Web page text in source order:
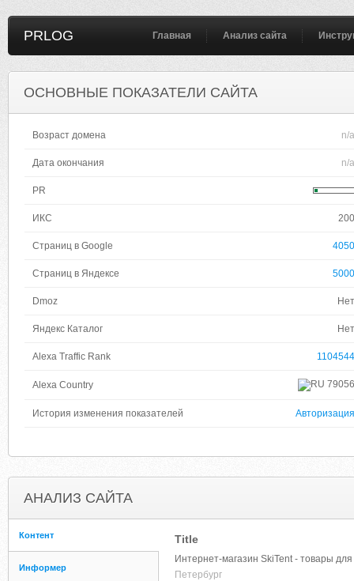
PRLOG Главная Анализ сайта
ОСНОВНЫЕ ПОКАЗАТЕЛИ САЙТА
Возраст домена n/a
Дата окончания n/a
PR
ИКС 200
Страниц в Google 4050
Страниц в Яндексе 5000
Dmoz Нет
Яндекс Каталог Нет
Alexa Traffic Rank 1104544
Alexa Country 79056
История изменения показателей Авторизация
АНАЛИЗ САЙТА
Контент
Информер
Title
Интернет-магазин SkiTent - товары
Петербург